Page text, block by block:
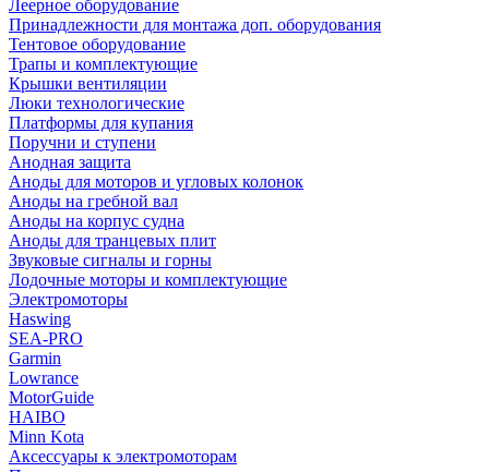
Леерное оборудование
Принадлежности для монтажа доп. оборудования
Тентовое оборудование
Трапы и комплектующие
Крышки вентиляции
Люки технологические
Платформы для купания
Поручни и ступени
Анодная защита
Аноды для моторов и угловых колонок
Аноды на гребной вал
Аноды на корпус судна
Аноды для транцевых плит
Звуковые сигналы и горны
Лодочные моторы и комплектующие
Электромоторы
Haswing
SEA-PRO
Garmin
Lowrance
MotorGuide
HAIBO
Minn Kota
Аксессуары к электромоторам